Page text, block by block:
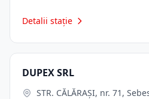
Detalii stație
DUPEX SRL
STR. CĂLĂRAŞI, nr. 71,